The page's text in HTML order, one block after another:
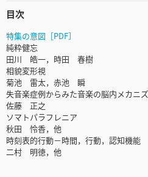
目次
特集の意図［PDF］
純粋健忘
田川 皓一，時田 春樹
相貌変形視
菊池 雷太，赤池 瞬
失音楽症例からみた音楽の脳内メカニ
佐藤 正之
ソマトパラフレニア
秋田 怜香，他
時刻表的行動－時間，行動，認知機能
二村 明徳，他